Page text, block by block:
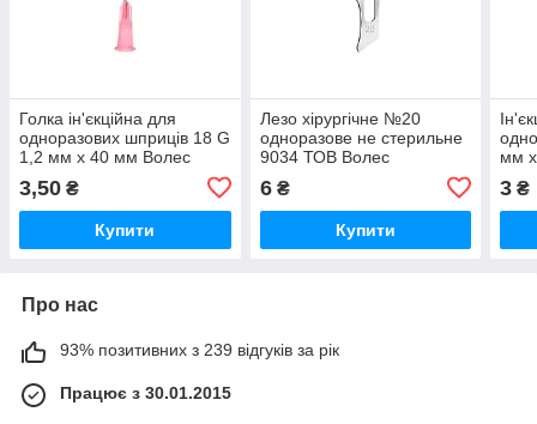
Голка ін'єкційна для
одноразових шприців 18 G
1,2 мм х 40 мм Волес
3,50 ₴
Купити
Лезо хірургічне №20
одноразове не стерильне
9034 ТОВ Волес
6₴
Купити
мм
3 ₴
Про нас
93% позитивних з 239 відгуків за рік
Працює з 30.01.2015